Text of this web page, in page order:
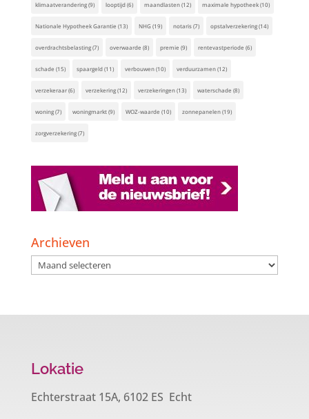
klimaatverandering(9) looptijd(6) maandlasten(12) maximale hypotheek(10)
Nationale Hypotheek Garantie (13) NHG(19) notaris(7) opstalverzekering(14)
overdrachtsbelasting(7) overwaarde (8) premie (9) rentevastperiode (6)
schade (15) spaargeld(11) verbouwen(10) verduurzamen(12)
verzekeraar(6) verzekering(12) verzekeringen(13) waterschade (8)
woning(7) woningmarkt(9) WOZ-waarde (10) zonnepanelen(19)
zorgverzekering(7)
Archieven
Archieven
Lokatie
Echterstraat 15A, 6102 ES Echt